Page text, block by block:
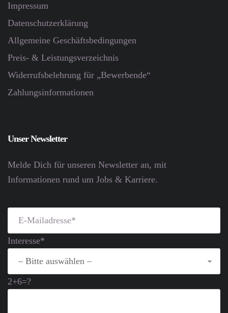
Impressum
Datenschutz­erklärung
Allgemeine Geschäftsbedingungen
Preis- & Leistungsverzeichnis
Widerrufsbelehrung für „Bewerbende“
Zahlungsinformationen
Unser Newsletter
Melde Dich für unseren Newsletter an, mit
Informationen rund um Jobs & Karriere.
Interesse*
2+6=?